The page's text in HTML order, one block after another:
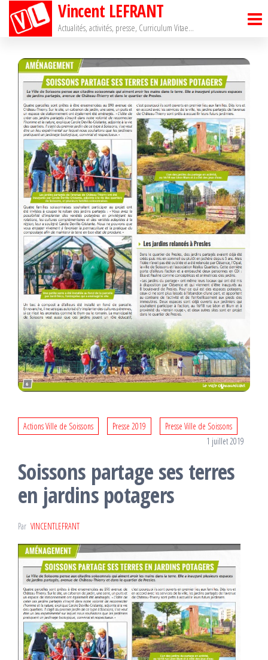
Passer
Vincent LEFRANT
Actualités, activités, presse, Curriculum Vitae…
Actions Ville de Soissons Presse 2019
Presse Ville de Soissons
1 juillet 2019
Soissons partage ses terres
en jardins potagers
Par VINCENTLEFRANT